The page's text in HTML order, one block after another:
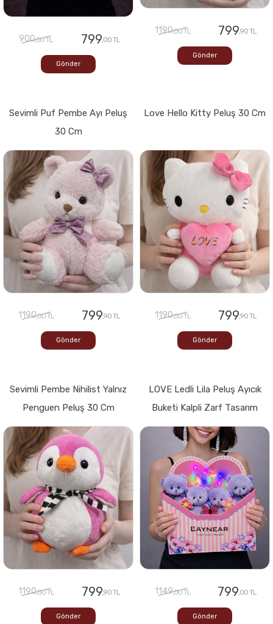
900,00 TL 799,00 TL
Gönder
1190,00 TL 799,90 TL
Gönder
Sevimli Puf Pembe Ayı Peluş
30 Cm
1190,00 TL 799,90 TL
Gönder
Love Hello Kitty Peluş 30 Cm
1190,00 TL 799,90 TL
Gönder
Sevimli Pembe Nihilist Yalnız
Penguen Peluş 30 Cm
1190,00 TL 799,90 TL
Gönder
LOVE Ledli Lila Peluş Ayıcık
Buketi Kalpli Zarf Tasarım
1149,00 TL 799,00 TL
Gönder